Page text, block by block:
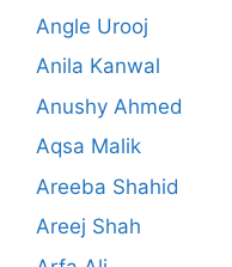
Angle Urooj
Anila Kanwal
Anushy Ahmed
Aqsa Malik
Areeba Shahid
Areej Shah